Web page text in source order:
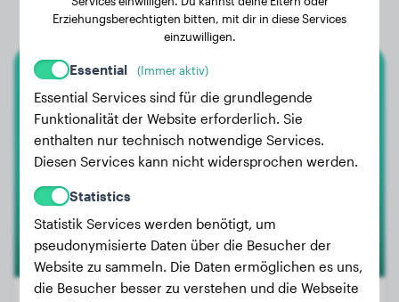
Bolonka
Vino
Erziehungsberechtigten bitten, mit dir in diese Services
einzuwilligen.
Essential (Immer aktiv)
Essential Services sind für die grundlegende
Funktionalität der Website erforderlich. Sie
enthalten nur technisch notwendige Services.
Diesen Services kann nicht widersprochen werden.
Statistics
Statistik Services werden benötigt, um
pseudonymisierte Daten über die Besucher der
Website zu sammeln. Die Daten ermöglichen es uns,
die Besucher besser zu verstehen und die Webseite